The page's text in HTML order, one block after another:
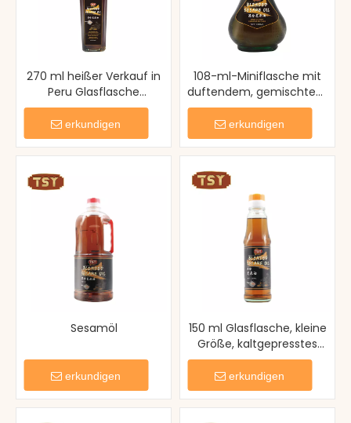
270 ml heißer Verkauf in
Peru Glasflasche
gemischtes kochendes
schwarzes Sesamöl
erkundigen
108-ml-Miniflasche mit
duftendem, gemischtem
Sesamöl zum Eintauchen
erkundigen
Sesamöl
erkundigen
150 ml Glasflasche, kleine
Größe, kaltgepresstes
reines Sesamöl
erkundigen